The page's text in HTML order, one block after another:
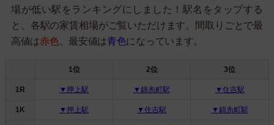
場が低い駅をランキングにしました！駅名をタップする
と、各駅の家賃相場がご覧いただけます。間取りごとで最
高値は赤色、最安値は青色になっています。
1位 2位 3位
1R ▼押上駅 ▼錦糸町駅 ▼住吉駅
1K ▼押上駅 ▼住吉駅 ▼錦糸町駅